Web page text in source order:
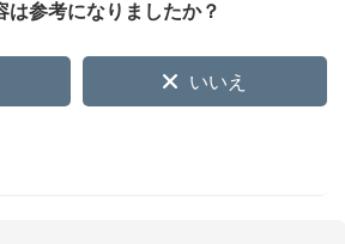
は参考になりましたか？
いいえ